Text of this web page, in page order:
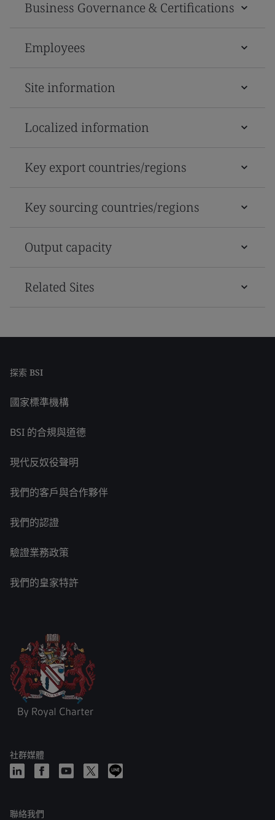
Business Governance & Certifications
Employees
Site information
Localized information
Key export countries/regions
Key sourcing countries/regions
Output capacity
Related Sites
探索 BSI
國家標準機構
BSI 的合規與道德
現代反奴役聲明
我們的客戶與合作夥伴
我們的認證
驗證業務政策
我們的皇家特許
社群媒體
聯絡我們